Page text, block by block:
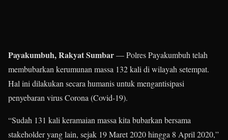
Payakumbuh, Rakyat Sumbar— Polres Payakumbuh telah
membubarkan kerumunan massa 132 kali di wilayah setempat.
Hal ini dilakukan secara humanis untuk mengantisipasi
penyebaran virus Corona (Covid-19).
“Sudah 131 kali keramaian massa kita bubarkan bersama
stakeholder yang lain, sejak 19 Maret 2020 hingga 8 April 2020,”